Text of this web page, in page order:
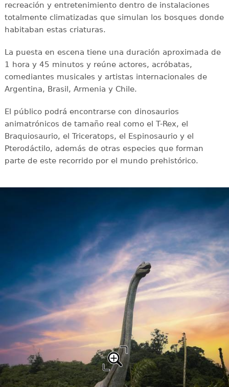
recreación y entretenimiento dentro de instalaciones
totalmente climatizadas que simulan los bosques donde
habitaban estas criaturas.
La puesta en escena tiene una duración aproximada de
1 hora y 45 minutos y reúne actores, acróbatas,
comediantes musicales y artistas internacionales de
Argentina, Brasil, Armenia y Chile.
El público podrá encontrarse con dinosaurios
animatrónicos de tamaño real como el T-Rex, el
Braquiosaurio, el Triceratops, el Espinosaurio y el
Pterodáctilo, además de otras especies que forman
parte de este recorrido por el mundo prehistórico.